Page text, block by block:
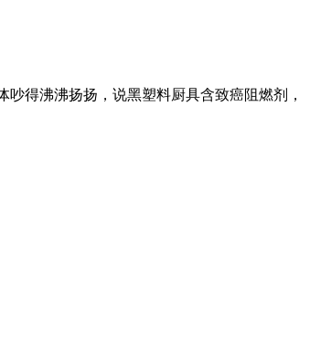
得沸沸扬扬，说黑塑料厨具含致癌阻燃剂，